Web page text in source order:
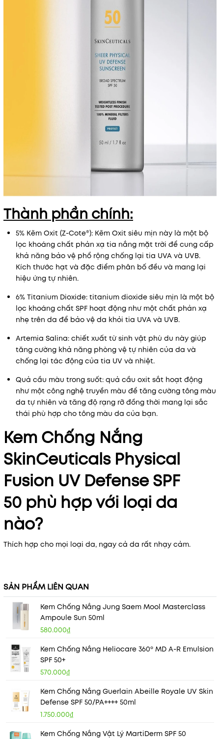
Thành phần chính:
5% Kẽm Oxit (Z-Cote®): Kẽm Oxit siêu mịn này là một bộ
lọc khoáng chất phản xạ tia nắng mặt trời để cung cấp
khả năng bảo vệ phổ rộng chống lại tia UVA và UVB.
Kích thước hạt và đặc điểm phân bố đều và mang lại
hiệu ứng tự nhiên.
6% Titanium Dioxide: titanium dioxide siêu mịn là một bộ
lọc khoáng chất SPF hoạt động như một chất phản xạ
nhẹ trên da để bảo vệ da khỏi tia UVA và UVB.
Artemia Salina: chiết xuất từ ​​sinh vật phù du này giúp
tăng cường khả năng phòng vệ tự nhiên của da và
chống lại tác động của tia UV và nhiệt.
Quả cầu màu trong suốt: quả cầu oxit sắt hoạt động
như một công nghệ truyền màu để tăng cường tông màu
da tự nhiên và tăng độ rạng rỡ đồng thời mang lại sắc
thái phù hợp cho tông màu da của bạn.
Kem Chống Nắng
SkinCeuticals Physical
Fusion UV Defense SPF
50 phù hợp với loại da
nào?
Thích hợp cho mọi loại da, ngay cả da rất nhạy cảm.
SẢN PHẨM LIÊN QUAN
Kem Chống Nắng Jung Saem Mool Masterclass
Ampoule Sun 50ml
580.000₫
Kem Chống Nắng Heliocare 360º MD A-R Emulsion
SPF 50+
570.000₫
Kem Chống Nắng Guerlain Abeille Royale UV Skin
Defense SPF 50/PA++++ 50ml
1.750.000₫
Kem Chống Nắng Vật Lý MartiDerm SPF 50